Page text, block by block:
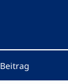
Beitrag